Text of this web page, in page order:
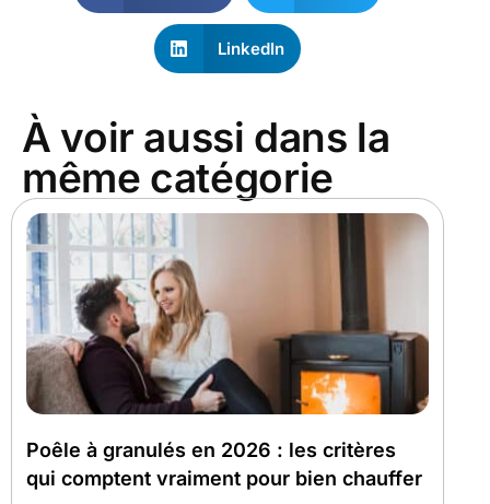
LinkedIn
À voir aussi dans la
même catégorie
Poêle à granulés en 2026 : les critères
qui comptent vraiment pour bien chauffer